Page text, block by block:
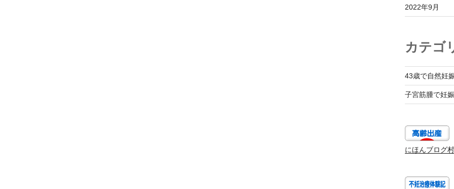
2022年9月
カテゴ
43歳で自然妊
子宮筋腫で妊
にほんブログ村